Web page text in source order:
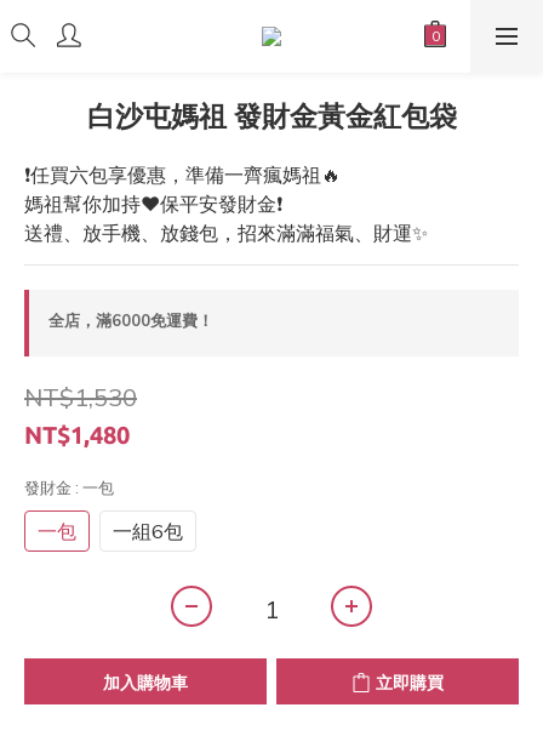
白沙屯媽祖 發財金黃金紅包袋
❗️任買六包享優惠，準備一齊瘋媽祖🔥
媽祖幫你加持❤️保平安發財金❗️
送禮、放手機、放錢包，招來滿滿福氣、財運✨
全店，滿6000免運費！
NT$1,530
NT$1,480
發財金 : 一包
一包 一組6包
加入購物車 立即購買